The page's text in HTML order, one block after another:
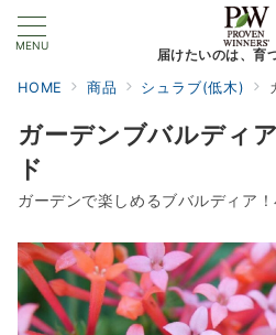
MENU
届けたいのは、育
HOME 商品 シュラブ(低木)
ガーデンブバルディ
ド
ガーデンで楽しめるブバルディア